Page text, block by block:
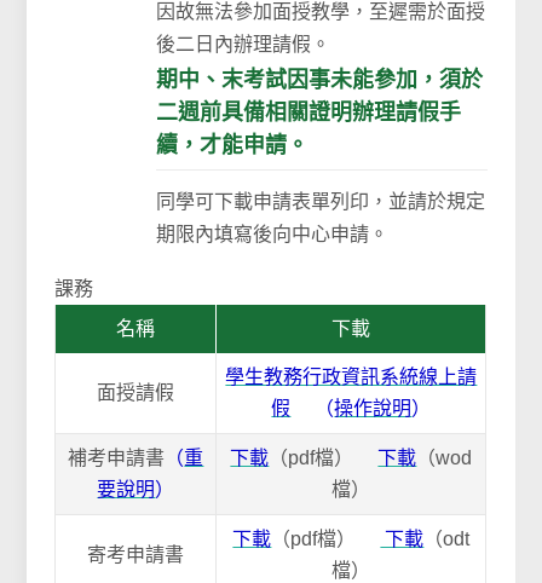
因故無法參加面授教學，至遲需於面授
後二日內辦理請假。
期中、末考試因事未能參加，須於
二週前具備相關證明辦理請假手
續，才能申請。
同學可下載申請表單列印，並請於規定
期限內填寫後向中心申請。
課務
名稱
下載
面授請假
學生教務行政資訊系統線上請
假
（操作說明）
補考申請書 （重
要說明）
下載 （pdf檔）下載 （wod
檔）
寄考申請書
下載 （pdf檔） 下載 （odt
檔）